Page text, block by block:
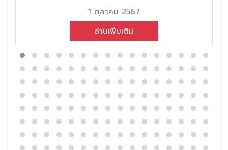
1 ตุลาคม 2567
อ่านเพิ่มเติม